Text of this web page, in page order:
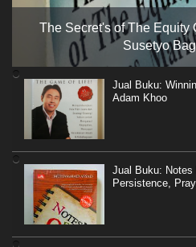
The Secret's of The Equity
Susetyo
Jual Buku:
Adam Khoo
Jual Buku: Notes
Persistence,